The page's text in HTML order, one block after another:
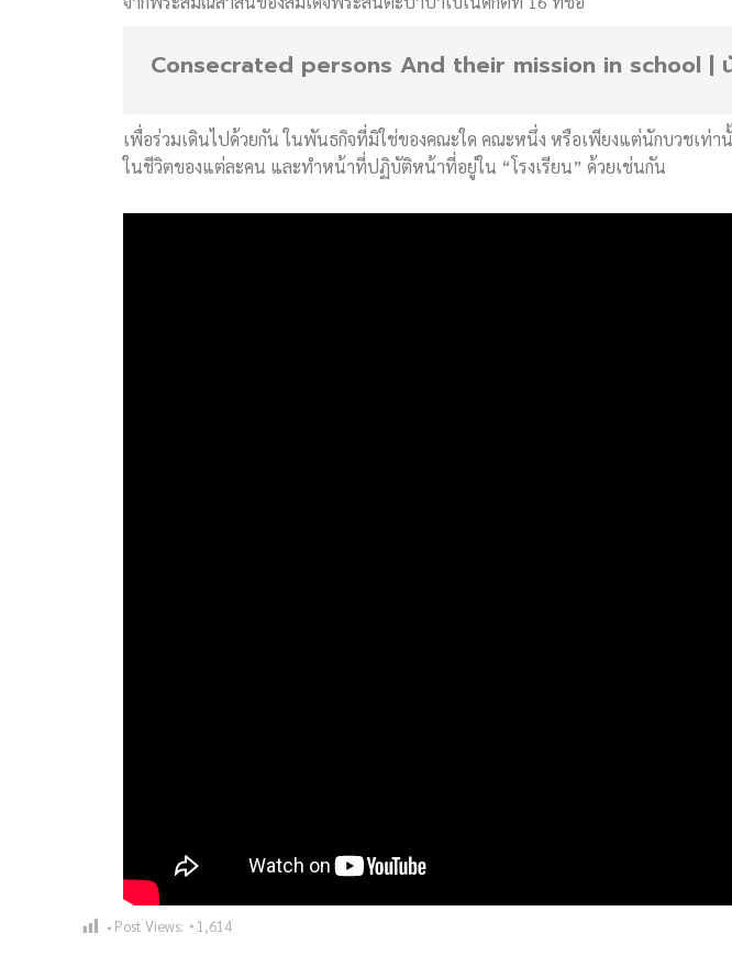
Consecrated persons And their mission in school |
เพื่อร่วมเดินไปด้วยกัน ในพันธกิจที่มิใช่ของคณะใด คณะหนึ่ง หรือเพียงแต่นักบวชเท่
ในชีวิตของแต่ละคน และทำหน้าที่ปฏิบัติหน้าที่อยู่ใน “โรงเรียน” ด้วยเช่นกัน
Post Views: 1,614